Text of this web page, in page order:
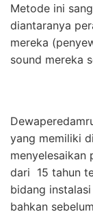
Metode ini
diantaranya
mereka
sound mereka
yang memiliki
menyelesaikan
dari 15 tahun
bidang
bahkan